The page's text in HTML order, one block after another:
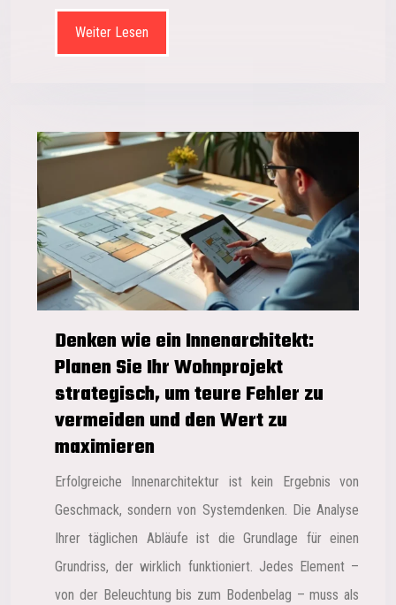
Weiter Lesen
Denken wie ein Innenarchitekt:
Planen Sie Ihr Wohnprojekt
strategisch, um teure Fehler zu
vermeiden und den Wert zu
maximieren
Erfolgreiche Innenarchitektur ist kein Ergebnis von
Geschmack, sondern von Systemdenken. Die Analyse
Ihrer täglichen Abläufe ist die Grundlage für einen
Grundriss, der wirklich funktioniert. Jedes Element –
von der Beleuchtung bis zum Bodenbelag – muss als